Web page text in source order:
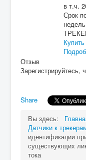
в т.ч.
Срок
Купить
Отзыв
Зарегистрируйтесь,
Share
Вы здесь:
Датчики к
идентификации
существующих
тока